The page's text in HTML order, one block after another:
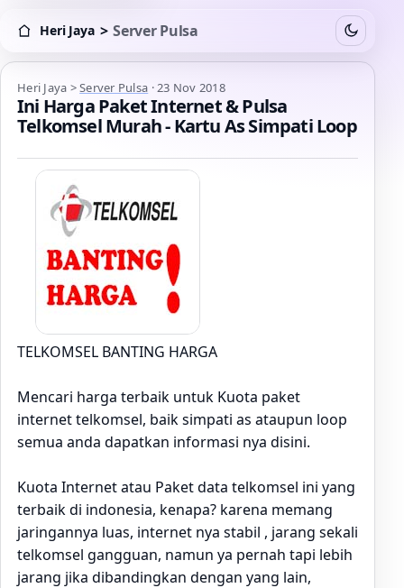
Heri Jaya > Server Pulsa
Heri Jaya > Server Pulsa Switch to
Heri Jaya >Server Pulsa ·23 Nov 2018
Ini Harga Paket Internet & Pulsa
Telkomsel Murah - Kartu As Simpati Loop
TELKOMSEL BANTING HARGA
Mencari harga terbaik untuk Kuota paket
internet telkomsel, baik simpati as ataupun loop
semua anda dapatkan informasi nya disini.
Kuota Internet atau Paket data telkomsel ini yang
terbaik di indonesia, kenapa? karena memang
jaringannya luas, internet nya stabil , jarang sekali
telkomsel gangguan, namun ya pernah tapi lebih
jarang jika dibandingkan dengan yang lain,